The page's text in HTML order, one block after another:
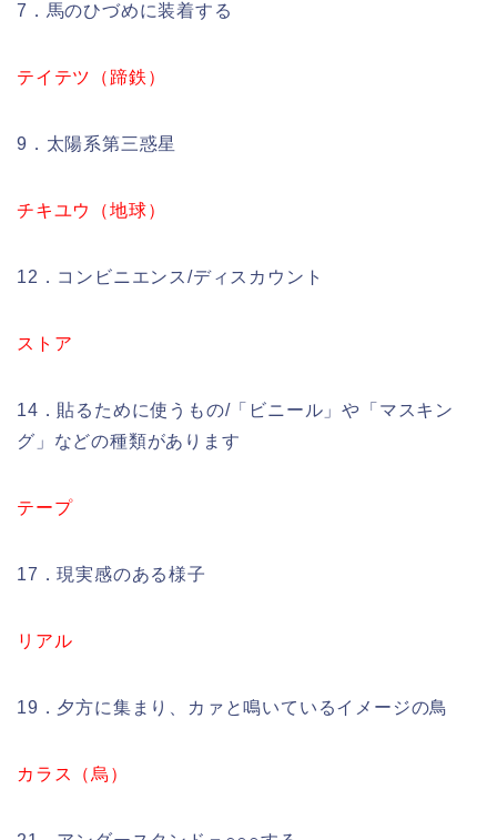
7．馬のひづめに装着する
テイテツ（蹄鉄）
9．太陽系第三惑星
チキユウ（地球）
12．コンビニエンス/ディスカウント
ストア
14．貼るために使うもの/「ビニール」や「マスキン
グ」などの種類があります
テープ
17．現実感のある様子
リアル
19．夕方に集まり、カァと鳴いているイメージの鳥
カラス（烏）